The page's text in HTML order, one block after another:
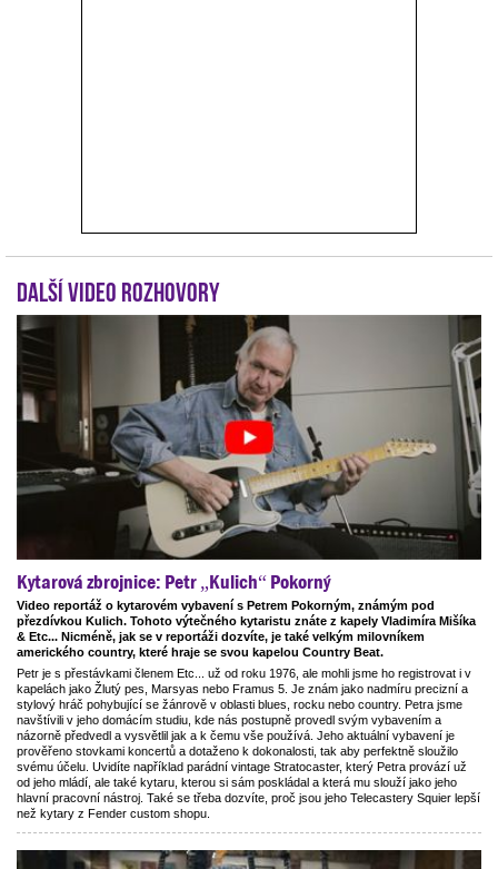
Další video rozhovory
Kytarová zbrojnice: Petr „Kulich“ Pokorný
Video reportáž o kytarovém vybavení s Petrem Pokorným, známým pod
přezdívkou Kulich. Tohoto výtečného kytaristu znáte z kapely Vladimíra Mišíka
& Etc... Nicméně, jak se v reportáži dozvíte, je také velkým milovníkem
amerického country, které hraje se svou kapelou Country Beat.
Petr je s přestávkami členem Etc... už od roku 1976, ale mohli jsme ho registrovat i v
kapelách jako Žlutý pes, Marsyas nebo Framus 5. Je znám jako nadmíru precizní a
stylový hráč pohybující se žánrově v oblasti blues, rocku nebo country. Petra jsme
navštívili v jeho domácím studiu, kde nás postupně provedl svým vybavením a
názorně předvedl a vysvětlil jak a k čemu vše používá. Jeho aktuální vybavení je
prověřeno stovkami koncertů a dotaženo k dokonalosti, tak aby perfektně sloužilo
svému účelu. Uvidíte například parádní vintage Stratocaster, který Petra provází už
od jeho mládí, ale také kytaru, kterou si sám poskládal a která mu slouží jako jeho
hlavní pracovní nástroj. Také se třeba dozvíte, proč jsou jeho Telecastery Squier lepší
než kytary z Fender custom shopu.